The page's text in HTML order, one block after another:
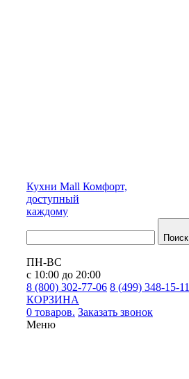
Кухни Mall Комфорт,
доступный
каждому
Поиск
ПН-ВС
с 10:00 до 20:00
8 (800) 302-77-06 8 (499) 348-15-11
КОРЗИНА
0 товаров. Заказать звонок
Меню